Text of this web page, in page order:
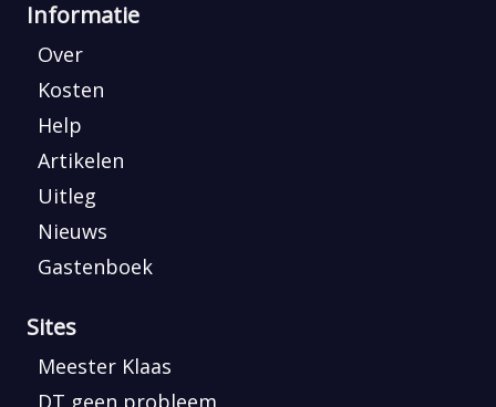
Informatie
Over
Kosten
Help
Artikelen
Uitleg
Nieuws
Gastenboek
Sites
Meester Klaas
DT geen probleem